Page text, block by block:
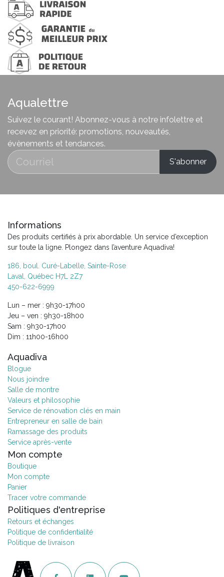
Aqualettre
Suivez le courant! Abonnez-vous à notre infolettre et
recevez en priorité: promotions, nouveautés,
évènements et tendances.
Informations
Des produits certifiés à prix abordable. Un service d’exception
sur toute la ligne. Plongez dans l’aventure Aquadiva!
186, boul. Curé-Labelle, Sainte-Rose
Laval, Québec H7L 2Z7
450-622-6999
Lun – mer : 9h30-17h00
Jeu – ven : 9h30-18h00
Sam : 9h30-17h00
Dim : 11h00-16h00
Aquadiva
Blogue
Nous joindre
Salle de montre
Valeurs et philosophie
Service de rénovation clés en main
Entrepreneur en salle de bain
Ramassage des produits
Service après-vente
Mon compte
Boutique
Mon compte
Panier
Tracer votre commande
Politiques d'entreprise
Retours et échanges
Politique de confidentialité
Politique de livraison